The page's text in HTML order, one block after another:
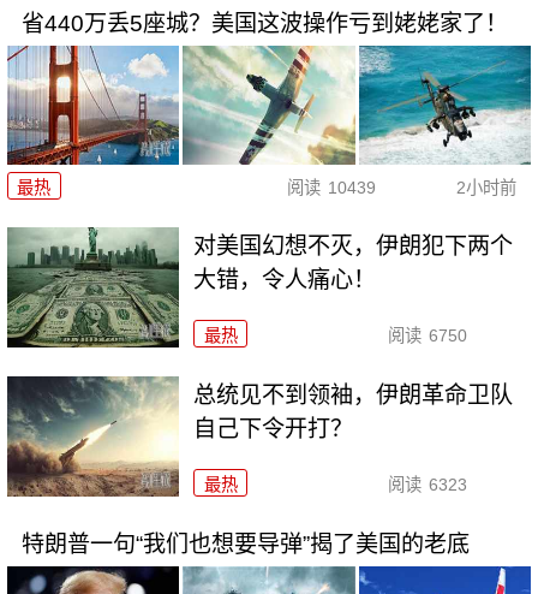
省440万丢5座城？美国这波操作亏到姥姥家了！
最热 阅读 10439 2小时前
对美国幻想不灭，伊朗犯下两个
大错，令人痛心！
最热 阅读 6750
总统见不到领袖，伊朗革命卫队
自己下令开打？
最热 阅读 6323
特朗普一句“我们也想要导弹”揭了美国的老底